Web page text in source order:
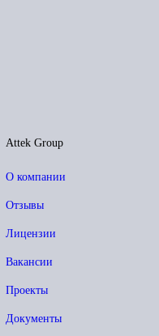
Attek Group
О компании
Отзывы
Лицензии
Вакансии
Проекты
Документы